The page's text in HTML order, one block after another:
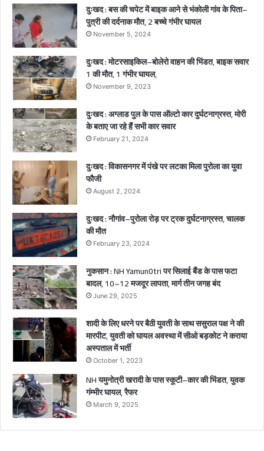
दुःखद : बस की चपेट में बाइक आने से भंकोली गांव के पिता–
पुत्री की दर्दनाक मौत, 2 बच्चे गंभीर घायल
November 5, 2024
दुःखद : मोटरसाइकिल–बोलेरो वाहन की भिंडत, बाइक सवार
1 की मौत, 1 गंभीर घायल,
November 9, 2023
दुःखद : अग्लाड पुल के पास ऑल्टो कार दुर्घटनाग्रस्त, मोरी
के बताए जा रहे हैं सभी कार सवार
February 21, 2024
दुःखद : विकासनगर में पंखे पर लटका मिला पुरोला का युवा
फौजी
August 2, 2024
दुःखद : नौगांव–पुरोला रोड़ पर ट्रक दुर्घटनाग्रस्त, चालक
की मौत
February 23, 2024
नुकसान : NH Yamun0tri पर सिलाई बैंड के पास फटा
बादल, 10–12 मजदूर लापता, मार्ग तीन जगह बंद
June 29, 2025
शादी के लिए धरने पर बैठी युवती के साथ ससुराल पक्ष ने की
मारपीट, युवती को घायल अवस्था में सीओ बड़कोट ने कराया
अस्पताल में भर्ती
October 1, 2023
NH यमुनोत्री खरादी के पास स्कूटी–कार की भिंडत, युवक
गंम्भीर घायल, रैफर
March 9, 2025